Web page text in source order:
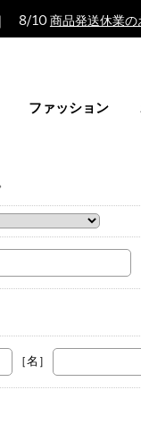
8/10 商品発送休業の
ファッション
［名］